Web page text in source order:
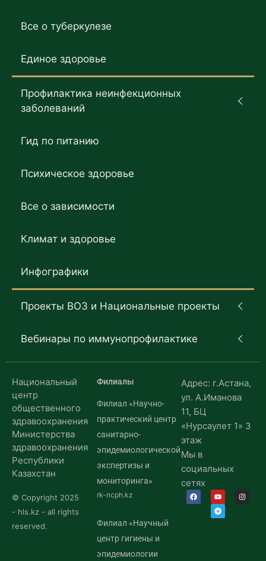
Все о туберкулезе
Единое здоровье
Профилактика неинфекционных
заболеваний
Гид по питанию
Психическое здоровье
Все о зависимости
Климат и здоровье
Инфографики
Проекты ВОЗ и Национальные проекты
Вебинары по иммунопрофилактике
Национальный
центр
общественного
здравоохранения
Министерства
здравоохранения
Республики
Казахстан
© Copyright 2025
- hls.kz - all rights
reserved.
Филиалы
Филиал «Научно-
практический центр
санитарно-
эпидемиологической
экспертизы и
мониторинга»
rk-ncph.kz
Филиал «Научный
центр гигиены и
эпидемиологии
Адрес: г.Астана,
ул. А.Иманова
11, БЦ
«Нурсаулет 1» 3
этаж
Мы в
социальных
сетях